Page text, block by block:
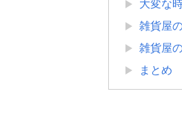
大変な
雑貨屋
雑貨屋
まとめ